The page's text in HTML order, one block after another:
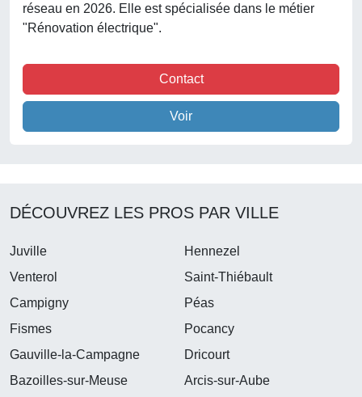
réseau en 2026. Elle est spécialisée dans le métier
"Rénovation électrique".
Contact
Voir
DÉCOUVREZ LES PROS PAR VILLE
Juville
Hennezel
Venterol
Saint-Thiébault
Campigny
Péas
Fismes
Pocancy
Gauville-la-Campagne
Dricourt
Bazoilles-sur-Meuse
Arcis-sur-Aube